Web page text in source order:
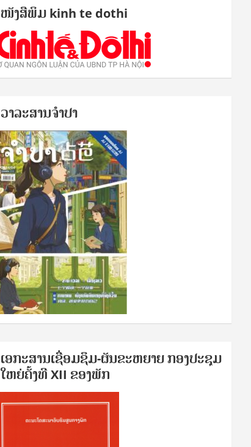
ໜັງ​ສື​ພິມ kinh te dothi
ວາລະສານຈຳປາ
ເອກ​ະ​ສານ​ເຊ​ື່ອມ​ຊ​ຶມ-ຜັນ​ຂະ​ຫ​ຍາຍ ກອງ​ປະ​ຊຸມ​
ໃຫຍ່​ຄັ້ງ​ທີ XII ຂອງ​ພັກ